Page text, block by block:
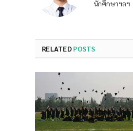
นักศึกษาฯลฯ
RELATED POSTS